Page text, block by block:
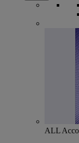
ALL